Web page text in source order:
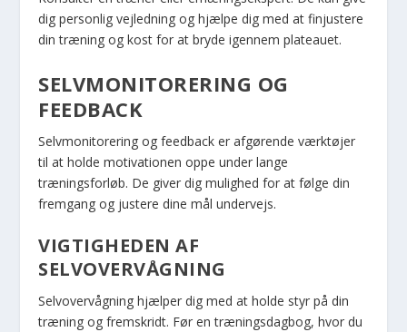
dig personlig vejledning og hjælpe dig med at finjustere
din træning og kost for at bryde igennem plateauet.
SELVMONITORERING OG
FEEDBACK
Selvmonitorering og feedback er afgørende værktøjer
til at holde motivationen oppe under lange
træningsforløb. De giver dig mulighed for at følge din
fremgang og justere dine mål undervejs.
VIGTIGHEDEN AF
SELVOVERVÅGNING
Selvovervågning hjælper dig med at holde styr på din
træning og fremskridt. Før en træningsdagbog, hvor du